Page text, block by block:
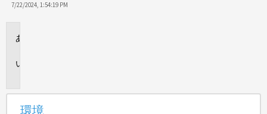
7/22/2024, 1:54:19 PM
環境